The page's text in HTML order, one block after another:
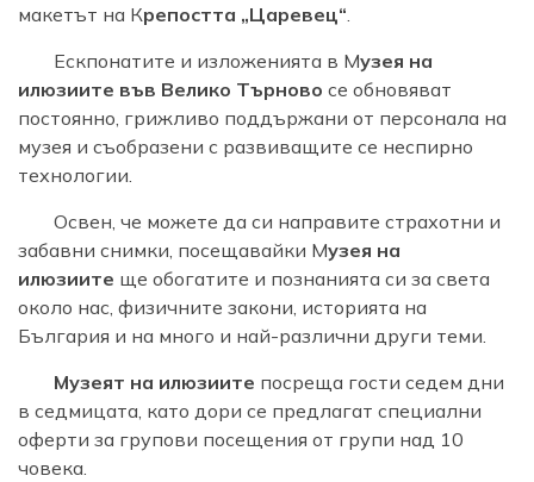
макетът на Крепостта „Царевец“.
Ескпонатите и изложенията в Музея на
илюзиите във Велико Търново се обновяват
постоянно, грижливо поддържани от персонала на
музея и съобразени с развиващите се неспирно
технологии.
Освен, че можете да си направите страхотни и
забавни снимки, посещавайки Музея на
илюзиите ще обогатите и познанията си за света
около нас, физичните закони, историята на
България и на много и най-различни други теми.
Музеят на илюзиите посреща гости седем дни
в седмицата, като дори се предлагат специални
оферти за групови посещения от групи над 10
човека.